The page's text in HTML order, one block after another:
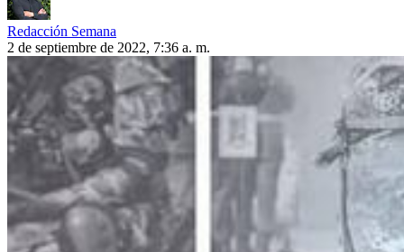
Redacción Semana
2 de septiembre de 2022, 7:36 a. m.